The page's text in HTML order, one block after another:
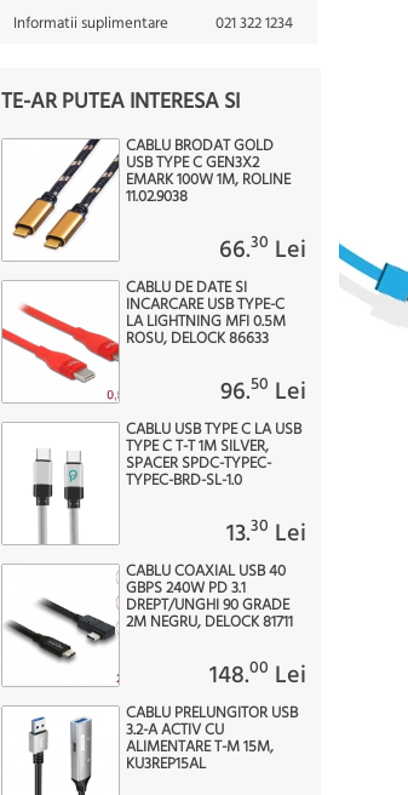
Informatii suplimentare
021 322 1234
TE-AR PUTEA INTERESA SI
CABLU BRODAT GOLD
USB TYPE C GEN3X2
EMARK 100W 1M, ROLINE
11.02.9038
66.30 Lei
CABLU DE DATE SI
INCARCARE USB TYPE-C
LA LIGHTNING MFI 0.5M
ROSU, DELOCK 86633
96.50 Lei
CABLU USB TYPE C LA USB
TYPE C T-T 1M SILVER,
SPACER SPDC-TYPEC-
TYPEC-BRD-SL-1.0
13.30 Lei
CABLU COAXIAL USB 40
GBPS 240W PD 3.1
DREPT/UNGHI 90 GRADE
2M NEGRU, DELOCK 81711
148.00 Lei
CABLU PRELUNGITOR USB
3.2-A ACTIV CU
ALIMENTARE T-M 15M,
KU3REP15AL